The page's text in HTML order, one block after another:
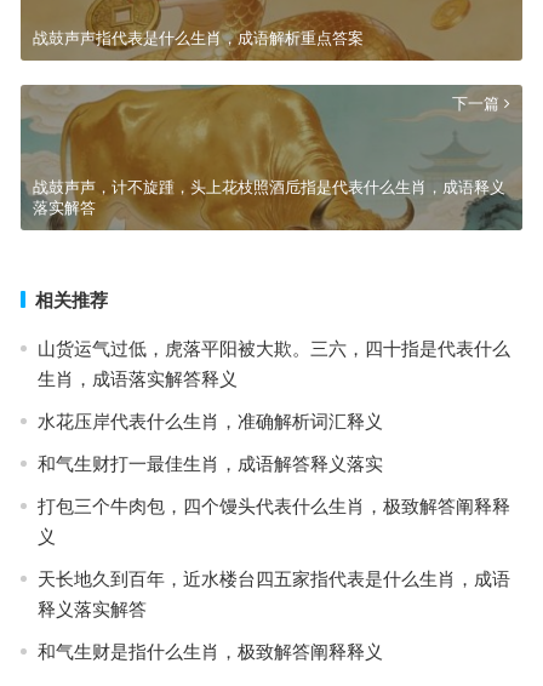
战鼓声声指代表是什么生肖，成语解析重点答案
下一篇
战鼓声声，计不旋踵，头上花枝照酒卮指是代表什么生肖，成语释义
落实解答
相关推荐
山货运气过低，虎落平阳被大欺。三六，四十指是代表什么
生肖，成语落实解答释义
水花压岸代表什么生肖，准确解析词汇释义
和气生财打一最佳生肖，成语解答释义落实
打包三个牛肉包，四个馒头代表什么生肖，极致解答阐释释
义
天长地久到百年，近水楼台四五家指代表是什么生肖，成语
释义落实解答
和气生财是指什么生肖，极致解答阐释释义